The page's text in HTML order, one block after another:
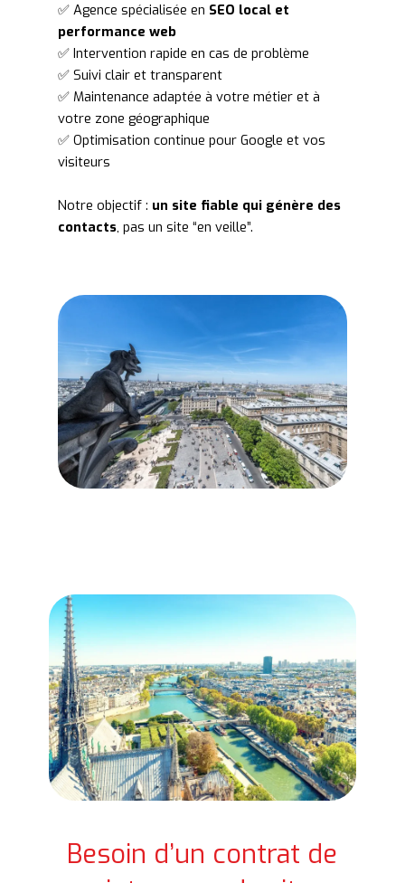
✅ Agence spécialisée en SEO local et
performance web
✅ Intervention rapide en cas de problème
✅ Suivi clair et transparent
✅ Maintenance adaptée à votre métier et à
votre zone géographique
✅ Optimisation continue pour Google et vos
visiteurs
Notre objectif : un site fiable qui génère des
contacts, pas un site “en veille”.
Besoin d’un contrat de